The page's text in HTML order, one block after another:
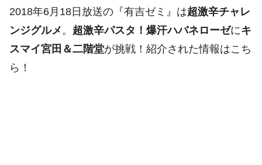
2018年6月18日放送の『有吉ゼミ』は超激辛チャレ
ンジグルメ 。 超激辛パスタ！爆汗ハバネローゼにキ
スマイ宮田＆二階堂が挑戦！紹介された情報はこち
ら！